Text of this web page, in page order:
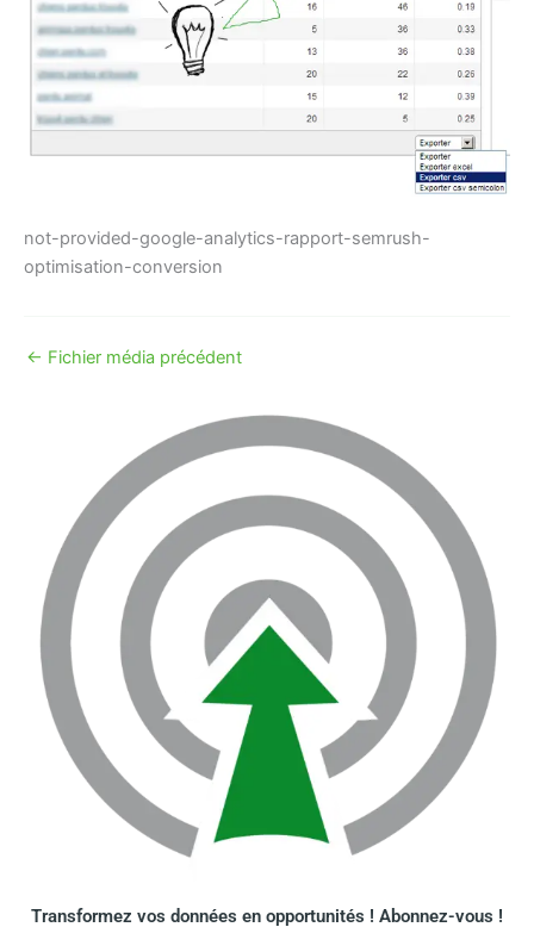
not-provided-google-analytics-rapport-semrush-
optimisation-conversion
← Fichier média précédent
Transformez vos données en opportunités ! Abonnez-vous !​